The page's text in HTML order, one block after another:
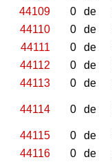
44109
0 de
44110
0 de
44111
0 de
44112
0 de
44113
0 de
44114 0 de
44115
0 de
44116
0 de